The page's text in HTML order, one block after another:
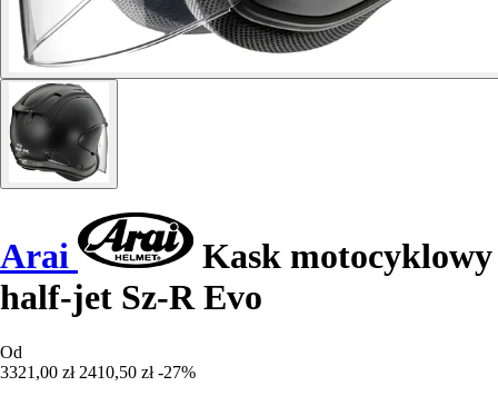
Arai
Kask motocyklowy
half-jet Sz-R Evo
Od
3321,00 zł 2410,50 zł -27%